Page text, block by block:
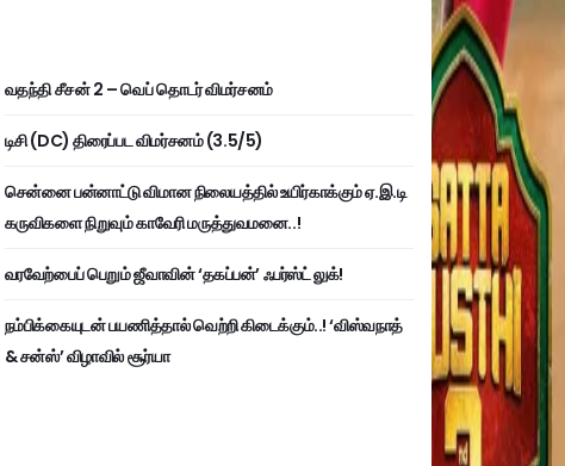
வதந்தி சீசன் 2 – வெப் தொடர் விமர்சனம்
டிசி (DC) திரைப்பட விமர்சனம் (3.5/5)
சென்னை பன்னாட்டு விமான நிலையத்தில் உயிர்காக்கும் ஏ.இ.டி
கருவிகளை நிறுவும் காவேரி மருத்துவமனை..!
வரவேற்பைப் பெறும் ஜீவாவின் ‘தகப்பன்’ ஃபர்ஸ்ட் லுக்!
நம்பிக்கையுடன் பயணித்தால் வெற்றி கிடைக்கும்..! ‘விஸ்வநாத்
& சன்ஸ்’ விழாவில் சூர்யா